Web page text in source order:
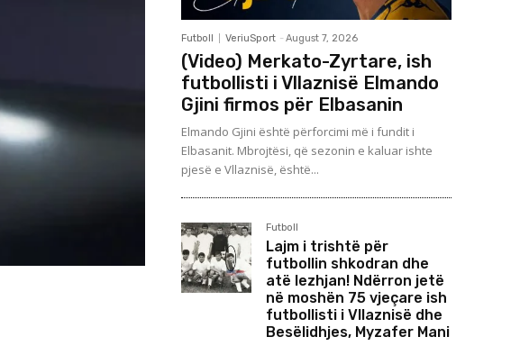
Futboll VeriuSport - August 7, 2026
(Video) Merkato-Zyrtare, ish
futbollisti i Vllaznisë Elmando
Gjini firmos për Elbasanin
Elmando Gjini është përforcimi më i fundit i
Elbasanit. Mbrojtësi, që sezonin e kaluar ishte
pjesë e Vllaznisë, është...
Futboll
Lajm i trishtë për
futbollin shkodran dhe
atë lezhjan! Ndërron jetë
në moshën 75 vjeçare ish
futbollisti i Vllaznisë dhe
Besëlidhjes, Myzafer Mani